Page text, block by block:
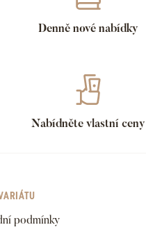
Denně nové nabídky
Nabídněte vlastní ceny
podmínky